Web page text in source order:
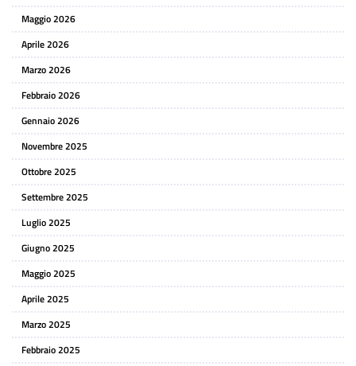
Maggio 2026
Aprile 2026
Marzo 2026
Febbraio 2026
Gennaio 2026
Novembre 2025
Ottobre 2025
Settembre 2025
Luglio 2025
Giugno 2025
Maggio 2025
Aprile 2025
Marzo 2025
Febbraio 2025